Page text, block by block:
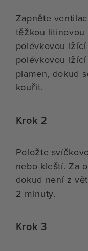
Zapněte
těžkou litinovou
polévkovou lžící
polévkovou lžící
plamen, dokud
kouřit.
Krok 2
Položte
nebo kleští. Za
dokud není z
2 minuty.
Krok 3